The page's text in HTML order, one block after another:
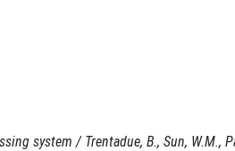
system / Trentadue, B., Sun, W.M.,